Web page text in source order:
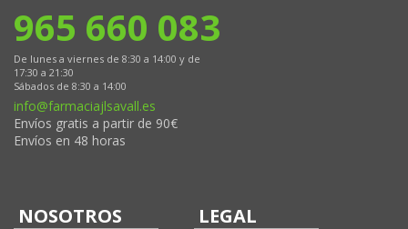
965 660 083
De lunes a viernes de 8:30 a 14:00 y de
17:30 a 21:30
Sábados de 8:30 a 14:00
info@farmaciajlsavall.es
Envíos gratis a partir de 90€
Envíos en 48 horas
NOSOTROS LEGAL